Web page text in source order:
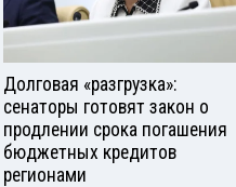
Долговая «разгрузка»:
сенаторы готовят закон о
продлении срока погашения
бюджетных кредитов
регионами